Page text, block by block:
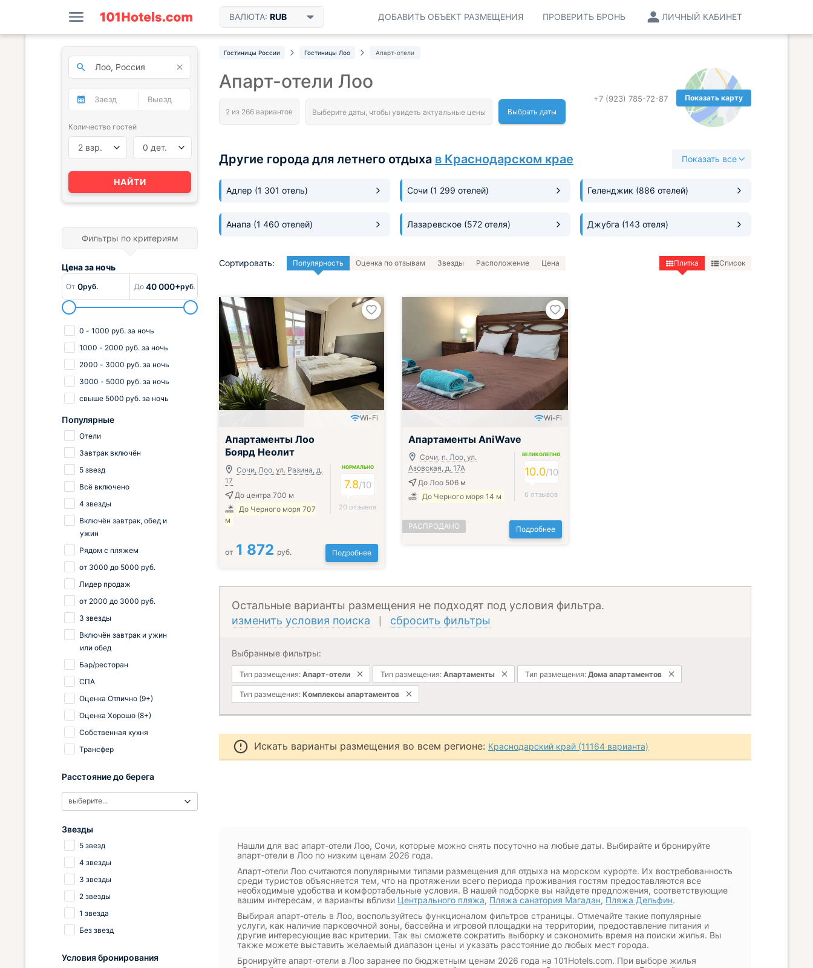
ВАЛЮТА: RUB ЛИЧНЫЙ КАБИНЕТ
ПРОВЕРИТЬ БРОНЬ
ДОБАВИТЬ ОБЪЕКТ РАЗМЕЩЕНИЯ
Гостиницы России Гостиницы Лоо Апарт-отели
Показать карту
+7 (923) 785-72-87
Апарт-отели Лоо
Выбрать даты
Другие города для летнего отдыха в Краснодарском крае Показать все
Адлер (1 301 отель) Сочи (1 299 отелей) Геленджик (886 отелей)
Анапа (1 460 отелей) Лазаревское (572 отеля) Джубга (143 отеля)
Сортировать: Популярность Оценка по отзывам Звезды Расположение Цена Плитка Список
Включён завтрак, обед и ужин
Wi-Fi
Апартаменты Лоо
Боярд Неолит
Сочи, Лоо, ул. Разина, д.
17
До центра 700 м
До Черного моря 707
м
НОРМАЛЬНО
7.8/10
20 отзывов
от 1 872 руб. Подробнее
Wi-Fi
Апартаменты AniWave
Сочи, п. Лоо, ул.
Азовская, д. 17А
До Лоо 506 м
До Черного моря 14 м
ВЕЛИКОЛЕПНО
10.0/10
6 отзывов
РАСПРОДАНО Подробнее
Остальные варианты размещения не подходят под условия фильтра.
изменить условия поиска
сбросить фильтры
Выбранные фильтры:
Тип размещения: Апарт-отели Тип размещения: Апартаменты Тип размещения: Дома апартаментов
Тип размещения: Комплексы апартаментов
Искать варианты размещения во всем регионе: Краснодарский край (11164 варианта)
Нашли для вас апарт-отели Лоо, Сочи, которые можно снять посуточно на любые даты. Выбирайте и бронируйте
апарт-отели в Лоо по низким ценам 2026 года.
Апарт-отели Лоо считаются популярными типами размещения для отдыха на морском курорте. Их востребованность
среди туристов объясняется тем, что на протяжении всего периода проживания гостям предоставляются все
необходимые удобства и комфортабельные условия. В нашей подборке вы найдете предложения, соответствующие
вашим интересам, и варианты вблизи Центрального пляжа, Пляжа санатория Магадан, Пляжа Дельфин.
Выбирая апарт-отель в Лоо, воспользуйтесь функционалом фильтров страницы. Отмечайте такие популярные
услуги, как наличие парковочной зоны, бассейна и игровой площадки на территории, предоставление питания и
другие интересующие вас критерии. Так вы сможете сократить выборку и сэкономить время на поиски жилья. Вы
также можете выставить желаемый диапазон цены и указать расстояние до любых мест города.
Бронируйте апарт-отели в Лоо заранее по бюджетным ценам 2026 года на 101Hotels.com. При выборе жилья
Количество гостей
2 взр. 0 дет.
НАЙТИ
Фильтры по критериям
Цена заночь
От 0руб. До 40 000+руб.
0 - 1000 руб. за ночь
1000 - 2000 руб. за ночь
2000 - 3000 руб. за ночь
3000 - 5000 руб. за ночь
свыше 5000 руб. за ночь
Популярные
Отели
Завтрак включён
5 звезд
Всё включено
4 звезды
Включён завтрак, обед и
ужин
Рядом с пляжем
от 3000 до 5000 руб.
Лидер продаж
от 2000 до 3000 руб.
3 звезды
Включён завтрак и ужин
или обед
Бар/ресторан
СПА
Оценка Отлично (9+)
Оценка Хорошо (8+)
Собственная кухня
Трансфер
Расстояние до берега
выберите...
Звезды
5 звезд
4 звезды
3 звезды
2 звезды
1 звезда
Без звезд
Условия бронирования